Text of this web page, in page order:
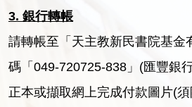
3. 銀行轉帳
請轉帳至「天主教新民書院基金
碼「049-720725-838」(匯豐銀
正本或擷取網上完成付款圖片(